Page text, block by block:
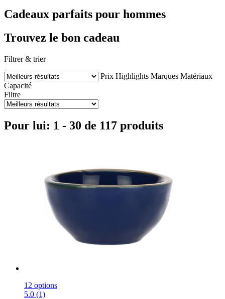
Cadeaux parfaits pour hommes
Trouvez le bon cadeau
Filtrer & trier
Prix Highlights Marques Matériaux
Capacité
Filtre
Pour lui: 1 - 30 de 117 produits
12 options
5.0 (1)